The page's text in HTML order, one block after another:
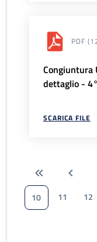
PDF
Congiuntura
dettaglio -
SCARICA FILE
10
11 12